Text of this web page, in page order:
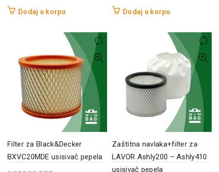
Dodaj u korpu Dodaj u korpu
Filter za Black&Decker
BXVC20MDE usisivač pepela
Zaštitna navlaka+filter za
LAVOR Ashly200 – Ashly410
usisivač pepela